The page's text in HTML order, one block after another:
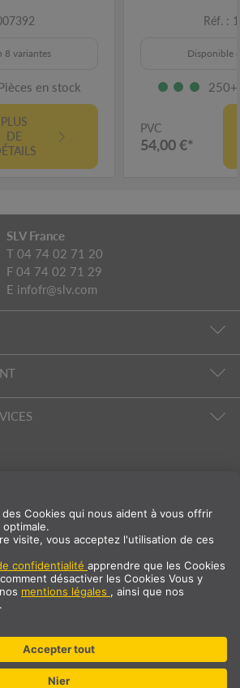
8 variantes
en stock
PLUS
DE
Réf. :
Disponible
250+
PVC
54,00 €*
SLV France
T 04 74 02 71 20
F 04 74 02 71 29
E infofr@slv.com
International
FR
France